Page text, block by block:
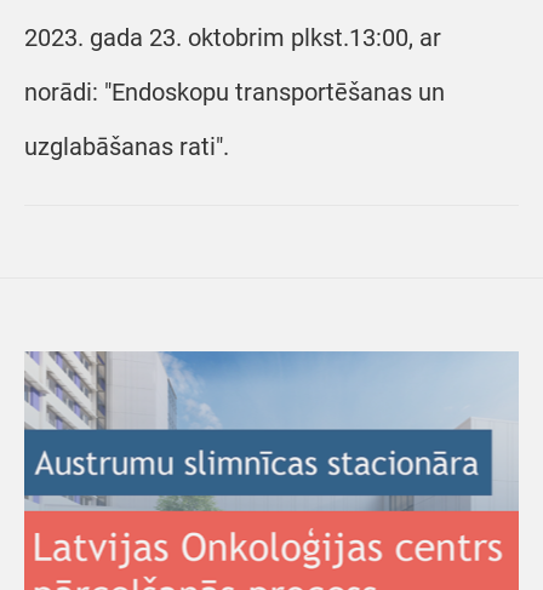
2023. gada 23. oktobrim plkst.13:00, ar
norādi: "Endoskopu transportēšanas un
uzglabāšanas rati".